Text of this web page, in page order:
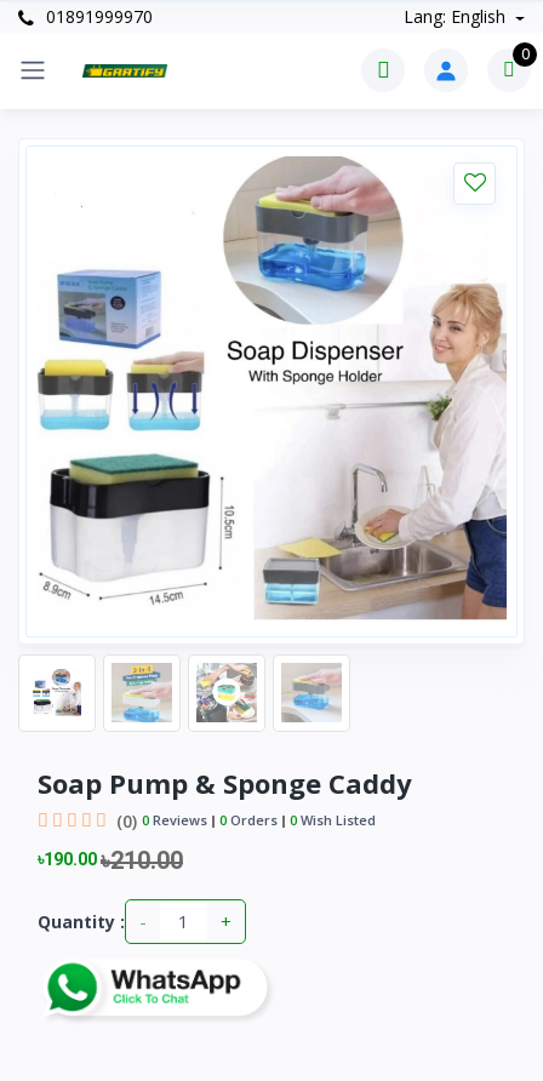
01891999970 Lang: English
0
Soap Pump & Sponge Caddy
(0) 0 Reviews 0 Orders 0 Wish Listed
৳190.00৳210.00
Quantity : - +